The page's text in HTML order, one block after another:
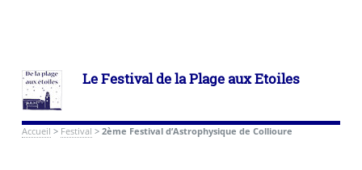
Le Festival de la Plage aux Etoiles
Accueil > Festival > 2ème Festival d’Astrophysique de Collioure